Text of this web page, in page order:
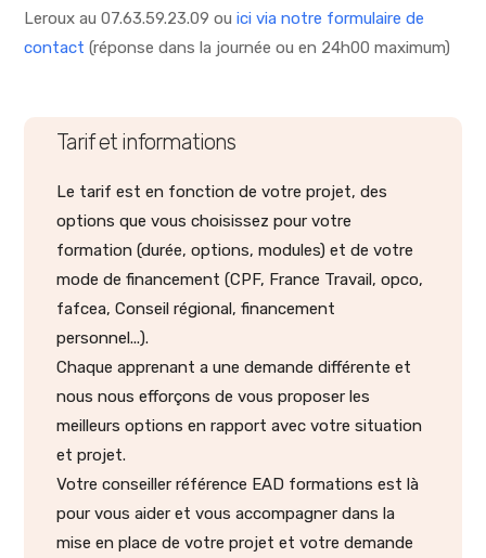
Leroux au 07.63.59.23.09 ouici via notre formulaire de
contact (réponse dans la journée ou en 24h00 maximum)
Tarif et informations
Le tarif est en fonction de votre projet, des
options que vous choisissez pour votre
formation (durée, options, modules) et de votre
mode de financement (CPF, France Travail, opco,
fafcea, Conseil régional, financement
personnel...).
Chaque apprenant a une demande différente et
nous nous efforçons de vous proposer les
meilleurs options en rapport avec votre situation
et projet.
Votre conseiller référence EAD formations est là
pour vous aider et vous accompagner dans la
mise en place de votre projet et votre demande